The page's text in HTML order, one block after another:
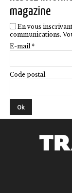
produit
magazine
En vous
communications.
E-mail *
Code postal